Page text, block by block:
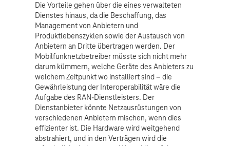
Die Vorteile gehen über die eines verwalteten
Dienstes hinaus, da die Beschaffung, das
Management von Anbietern und
Produktlebenszyklen sowie der Austausch von
Anbietern an Dritte übertragen werden. Der
Mobilfunknetzbetreiber müsste sich nicht mehr
darum kümmern, welche Geräte des Anbieters zu
welchem Zeitpunkt wo installiert sind – die
Gewährleistung der Interoperabilität wäre die
Aufgabe des RAN-Dienstleisters. Der
Dienstanbieter könnte Netzausrüstungen von
verschiedenen Anbietern mischen, wenn dies
effizienter ist. Die Hardware wird weitgehend
abstrahiert, und in den Verträgen wird die